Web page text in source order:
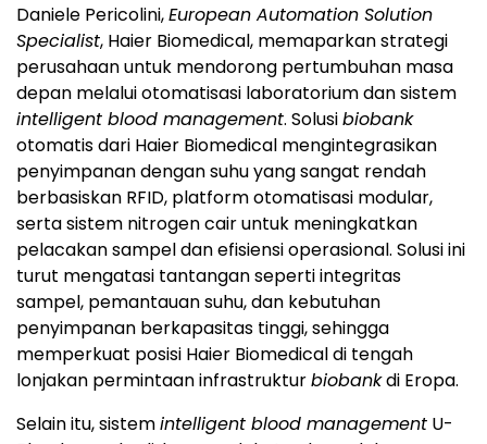
Daniele Pericolini,European Automation Solution
Specialist, Haier Biomedical, memaparkan strategi
perusahaan untuk mendorong pertumbuhan masa
depan melalui otomatisasi laboratorium dan sistem
intelligent blood management. Solusibiobank
otomatis dari Haier Biomedical mengintegrasikan
penyimpanan dengan suhu yang sangat rendah
berbasiskan RFID, platform otomatisasi modular,
serta sistem nitrogen cair untuk meningkatkan
pelacakan sampel dan efisiensi operasional. Solusi ini
turut mengatasi tantangan seperti integritas
sampel, pemantauan suhu, dan kebutuhan
penyimpanan berkapasitas tinggi, sehingga
memperkuat posisi Haier Biomedical di tengah
lonjakan permintaan infrastrukturbiobankdi Eropa.
Selain itu, sistemintelligent blood management U-